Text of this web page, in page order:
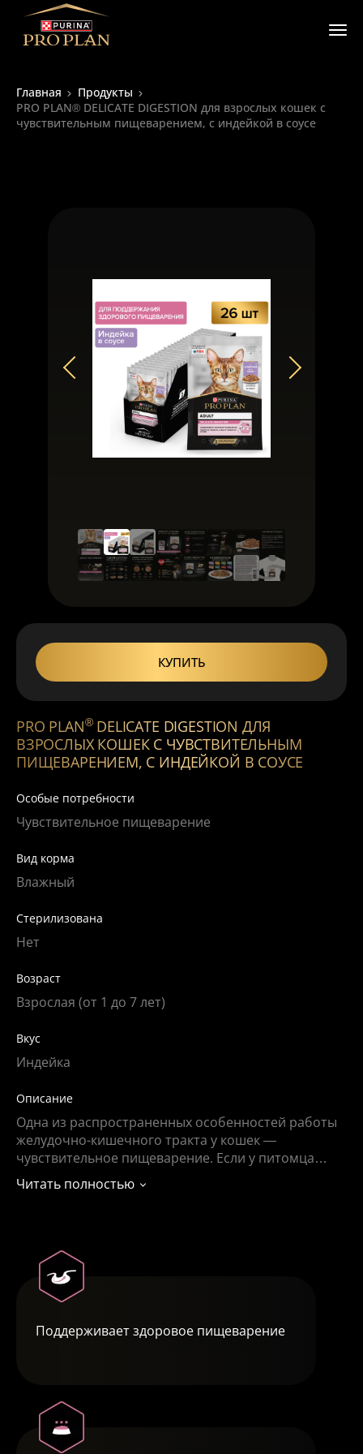
Главная
Продукты
PRO PLAN® DELICATE DIGESTION для взрослых кошек с
чувствительным пищеварением, с индейкой в соусе
КУПИТЬ
PRO PLAN®DELICATE DIGESTION ДЛЯ
ВЗРОСЛЫХ КОШЕК С ЧУВСТВИТЕЛЬНЫМ
ПИЩЕВАРЕНИЕМ, С ИНДЕЙКОЙ В СОУСЕ
Особые потребности
Чувствительное пищеварение
Вид корма
Влажный
Cтерилизована
Нет
Возраст
Взрослая (от 1 до 7 лет)
Вкус
Индейка
Описание
Одна из распространенных особенностей работы
желудочно-кишечного тракта у кошек —
чувствительное пищеварение. Если у питомца
плохой аппетит, он периодически страдает от
приступов рвоты, а консистенция и частота его
поможет нормализовать работу пищеварительной
системы.
Читать полностью
Поддерживает здоровое пищеварение